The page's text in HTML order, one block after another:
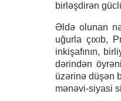
birləşdirən
Əldə olunan
uğurla çıxıb,
inkişafının,
dərindən
üzərinə düşən
mənəvi-siyasi